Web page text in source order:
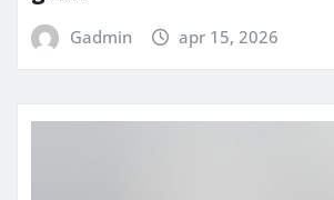
Gadmin apr 15, 2026